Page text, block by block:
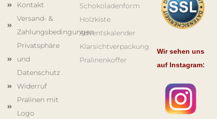
Kontakt
Versand- &
Zahlungsbedingungen
Privatsphäre
und
Datenschutz
Widerruf
Pralinen mit
Logo
Schokoladenform
Holzkiste
Adventskalender
Klarsichtverpackung
Pralinenkoffer
Wir sehen uns
auf Instagram: